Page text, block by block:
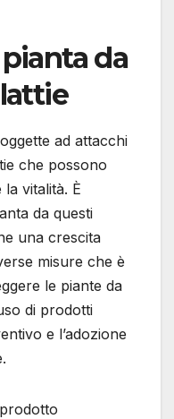
da
ad attacchi
che possono
vitalità. È
da questi
una crescita
misure che è
le piante da
di prodotti
e l’adozione